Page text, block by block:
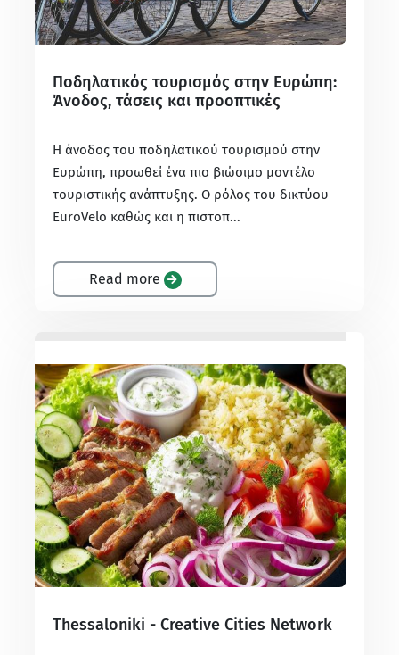
Ποδηλατικός τουρισμός στην Ευρώπη:
Άνοδος, τάσεις και προοπτικές
Η άνοδος του ποδηλατικού τουρισμού στην
Ευρώπη, προωθεί ένα πιο βιώσιμο μοντέλο
τουριστικής ανάπτυξης. Ο ρόλος του δικτύου
EuroVelo καθώς και η πιστοπ...
Read more
Thessaloniki - Creative Cities Network